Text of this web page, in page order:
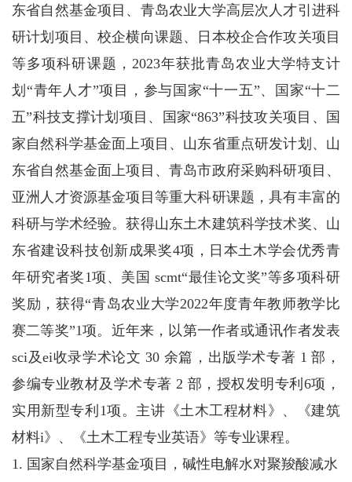
东省自然基金项目、青岛农业大学高层次人才引进科
研计划项目、校企横向课题、日本校企合作攻关项目
等多项科研课题，2023年获批青岛农业大学特支计
划“青年人才”项目，参与国家“十一五”、国家“十二
五”科技支撑计划项目、国家“863”科技攻关项目、国
家自然科学基金面上项目、山东省重点研发计划、山
东省自然基金面上项目、青岛市政府采购科研项目、
亚洲人才资源基金项目等重大科研课题，具有丰富的
科研与学术经验。获得山东土木建筑科学技术奖、山
东省建设科技创新成果奖4项，日本土木学会优秀青
年研究者奖1项、美国 scmt“最佳论文奖”等多项科研
奖励，获得“青岛农业大学2022年度青年教师教学比
赛二等奖”1项。近年来，以第一作者或通讯作者发表
sci及ei收录学术论文 30 余篇，出版学术专著 1 部，
参编专业教材及学术专著 2 部，授权发明专利6项，
实用新型专利1项。主讲《土木工程材料》、《建筑
材料i》、《土木工程专业英语》等专业课程。
1. 国家自然科学基金项目，碱性电解水对聚羧酸减水